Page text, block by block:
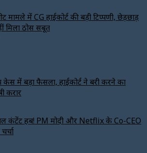
मामले में CG हाईकोर्ट की बड़ी टिप्पणी, छेड़छाड़
मिला ठोस सबूत
में बड़ा फैसला, हाईकोर्ट ने बरी करने का
करार
कंटेंट हब! PM मोदी और Netflix के Co-CEO